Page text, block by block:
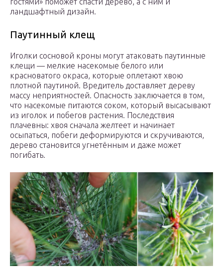
ландшафтный дизайн.
Паутинный клещ
Иголки сосновой кроны могут атаковать паутинные
клещи — мелкие насекомые белого или
красноватого окраса, которые оплетают хвою
плотной паутиной. Вредитель доставляет дереву
массу неприятностей. Опасность заключается в том,
что насекомые питаются соком, который высасывают
из иголок и побегов растения. Последствия
плачевны: хвоя сначала желтеет и начинает
осыпаться, побеги деформируются и скручиваются,
дерево становится угнетённым и даже может
погибать.